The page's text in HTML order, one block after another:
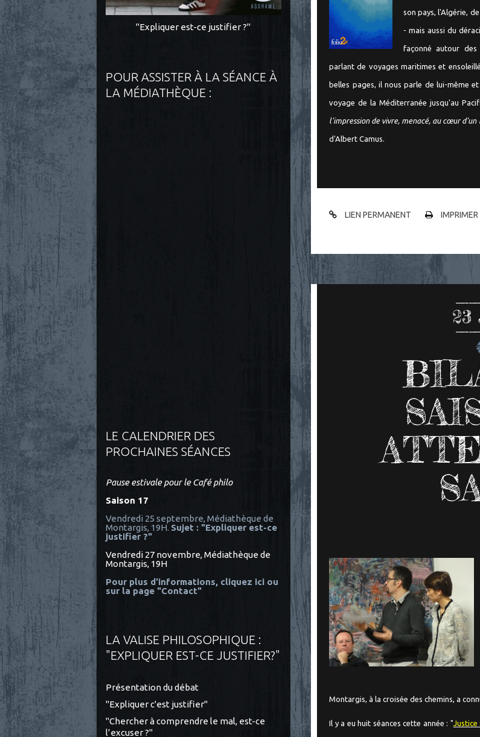
"Expliquer est-ce justifier ?"
POUR ASSISTER À LA SÉANCE À
LA MÉDIATHÈQUE :
LE CALENDRIER DES
PROCHAINES SÉANCES
Pause estivale pour le Café philo
Saison 17
Vendredi 25 septembre, Médiathèque de
Montargis, 19H. Sujet : "Expliquer est-ce
justifier ?"
Vendredi 27 novembre, Médiathèque de
Montargis, 19H
Pour plus d'informations, cliquez ici ou
sur la page "Contact"
LA VALISE PHILOSOPHIQUE :
"EXPLIQUER EST-CE JUSTIFIER?"
Présentation du débat
"Expliquer c'est justifier"
"Chercher à comprendre le mal, est-ce
l’excuser ?"
son pays, l'Algérie,
- mais aussi du
façonné autour des
parlant de voyages maritimes et
belles pages, il nous parle de lui-même
voyage de la Méditerranée jusqu'au
l'impression de vivre, menacé, au cœur d'un
d'Albert Camus.
LIEN PERMANENT IMPRIMER
23
Montargis, à la croisée des chemins, a
Il y a eu huit séances cette année : "